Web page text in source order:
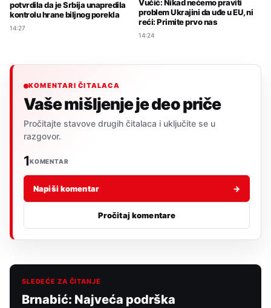
potvrdila da je Srbija unapredila
kontrolu hrane biljnog porekla
14:27
Vučić: Nikad nećemo praviti
problem Ukrajini da uđe u EU, ni
reći: Primite prvo nas
14:24
KOMENTARI ČITALACA
Vaše mišljenje je deo priče
Pročitajte stavove drugih čitalaca i uključite se u
razgovor.
1KOMENTAR
Napiši komentar →
Pročitaj komentare
SLEDEĆE ZA ČITANJE
Brnabić: Najveća podrška